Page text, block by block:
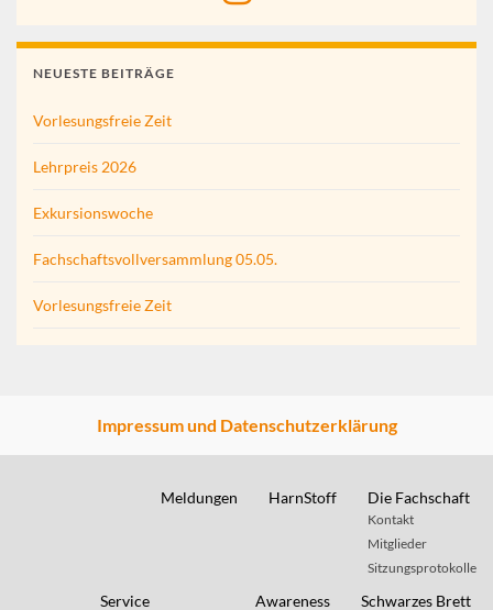
NEUESTE BEITRÄGE
Vorlesungsfreie Zeit
Lehrpreis 2026
Exkursionswoche
Fachschaftsvollversammlung 05.05.
Vorlesungsfreie Zeit
Impressum und Datenschutzerklärung
Meldungen HarnStoff Die Fachschaft
Kontakt
Mitglieder
Sitzungsprotokolle
Service Awareness Schwarzes Brett